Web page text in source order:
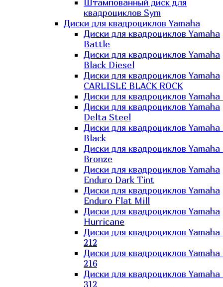
Штампованный диск для
квадроциклов Sym
Диски для квадроциклов Yamaha
Диски для квадроциклов Yamaha
Battle
Диски для квадроциклов Yamaha
Black Diesel
Диски для квадроциклов Yamaha
CARLISLE BLACK ROCK
Диски для квадроциклов Yamaha
Диски для квадроциклов Yamaha
Delta Steel
Диски для квадроциклов
Black
Диски для квадроциклов
Bronze
Диски для квадроциклов Yamaha
Enduro Dark Tint
Диски для квадроциклов Yamaha
Enduro Flat Mill
Диски для квадроциклов Yamaha
Hurricane
Диски для квадроциклов
212
Диски для квадроциклов
216
Диски для квадроциклов
312